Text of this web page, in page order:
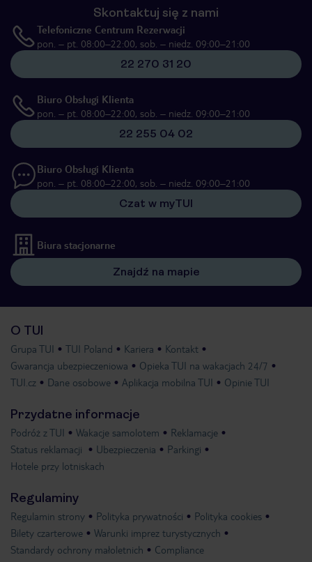
Skontaktuj się z nami
Telefoniczne Centrum Rezerwacji
pon. – pt. 08:00–22:00, sob. – niedz. 09:00–21:00
22 270 31 20
Biuro Obsługi Klienta
pon. – pt. 08:00–22:00, sob. – niedz. 09:00–21:00
22 255 04 02
Biuro Obsługi Klienta
pon. – pt. 08:00–22:00, sob. – niedz. 09:00–21:00
Czat w myTUI
Biura stacjonarne
Znajdź na mapie
O TUI
Grupa TUI TUI Poland Kariera
Kontakt
Gwarancja ubezpieczeniowa
Opieka TUI na wakacjach 24/7
TUI.cz
Dane osobowe Aplikacja mobilna TUI Opinie TUI
Przydatne informacje
Podróż z TUI Wakacje samolotem
Reklamacje
Status reklamacji
Ubezpieczenia
Parkingi
Hotele przy lotniskach
Regulaminy
Regulamin strony Polityka prywatności
Polityka cookies
Bilety czarterowe
Warunki imprez turystycznych
Standardy ochrony małoletnich
Compliance